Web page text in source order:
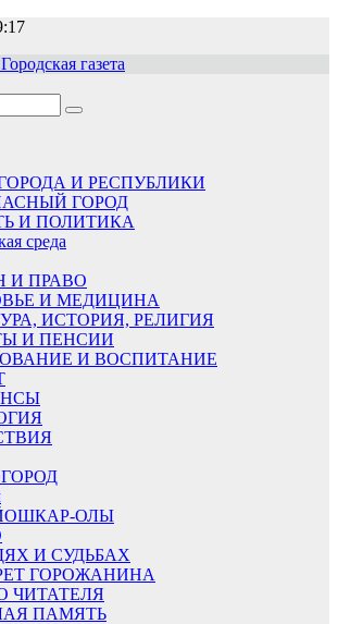
газета
люди
И РЕСПУБЛИКИ
ГОРОД
И ПОЛИТИКА
среда
И ПРАВО
И МЕДИЦИНА
ИСТОРИЯ, РЕЛИГИЯ
И ПЕНСИИ
И ВОСПИТАНИЕ
ОЛЫ
И СУДЬБАХ
ГОРОЖАНИНА
ЧИТАТЕЛЯ
ПАМЯТЬ